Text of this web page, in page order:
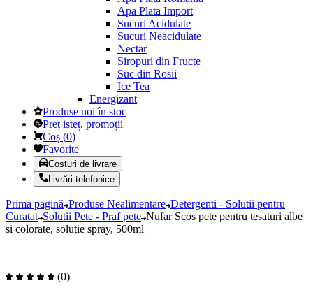
Apa Plata Import
Sucuri Acidulate
Sucuri Neacidulate
Nectar
Siropuri din Fructe
Suc din Rosii
Ice Tea
Energizant
Produse noi în stoc
Preț isteț, promoții
Coș (0)
Favorite
Costuri de livrare
Livrări telefonice
Prima pagină Produse Nealimentare Detergenti - Solutii pentru
Curatat Solutii Pete - Praf pete Nufar Scos pete pentru tesaturi albe
si colorate, solutie spray, 500ml
(0)